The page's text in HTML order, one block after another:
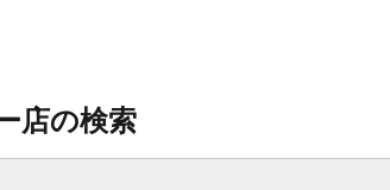
店の検索